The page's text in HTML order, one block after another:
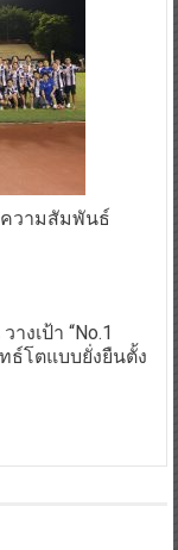
ความสัมพันธ์
งเป้า “No.1
ทธ์โตแบบยั่งยืนตั้ง